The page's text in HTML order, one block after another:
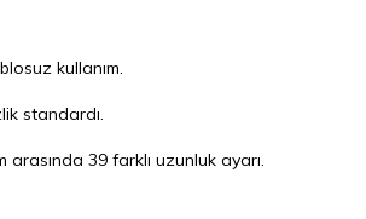
kullanım.
standardı.
arasında 39 farklı uzunluk ayarı.